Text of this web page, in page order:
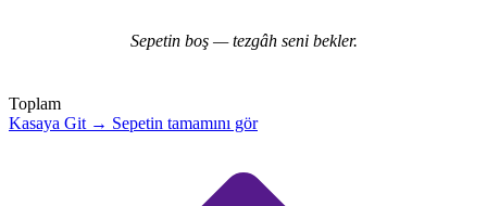
Sepetin boş — tezgâh seni bekler.
Toplam
Kasaya Git → Sepetin tamamını gör